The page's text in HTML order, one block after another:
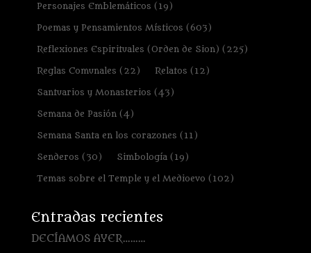
Personajes Emblemáticos (19)
Poemas y Pensamientos Místicos (603)
Reflexiones Espirituales (Orden de Sion) (225)
Reglas Comunales (22) Relatos (12)
Santuarios y Monasterios (43)
Semana de Pasión(4)
Semana Santa en los corazones (11)
Senderos (30) Simbología(19)
Temas sobre el Temple y el Medioevo (102)
Entradas recientes
DECÍAMOS AYER………